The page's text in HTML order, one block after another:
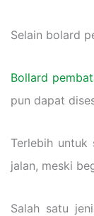
Selain bolard
Bollard
pun dapat
Terlebih
jalan, meski
Salah satu